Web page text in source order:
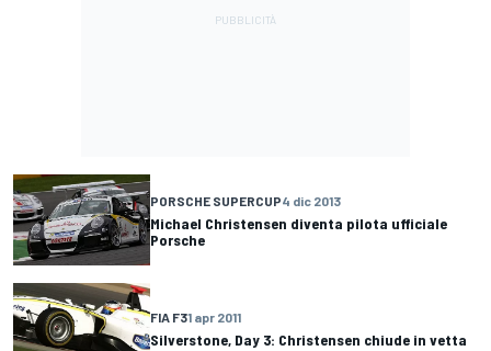
PORSCHE SUPERCUP4 dic 2013
Michael Christensen diventa pilota ufficiale
Porsche
FIA F31 apr 2011
Silverstone, Day 3: Christensen chiude in vetta